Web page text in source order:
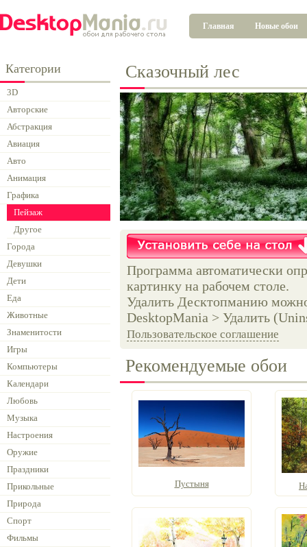
Главная Новые обои
Категории
3D
Авторские
Абстракция
Авиация
Авто
Анимация
Графика
Пейзаж
Другое
Города
Девушки
Дети
Еда
Животные
Знаменитости
Игры
Компьютеры
Календари
Любовь
Музыка
Настроения
Оружие
Праздники
Прикольные
Природа
Спорт
Фильмы
Сказочный лес
Программа автоматически
картинку на рабочем столе.
Удалить Десктопманию
DesktopMania > Удалить
Пользовательское соглашение
Рекомендуемые обои
Пустыня